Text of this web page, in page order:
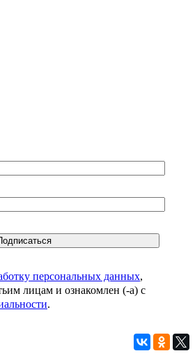
персональных данных,
лицам и ознакомлен (-а) c
.